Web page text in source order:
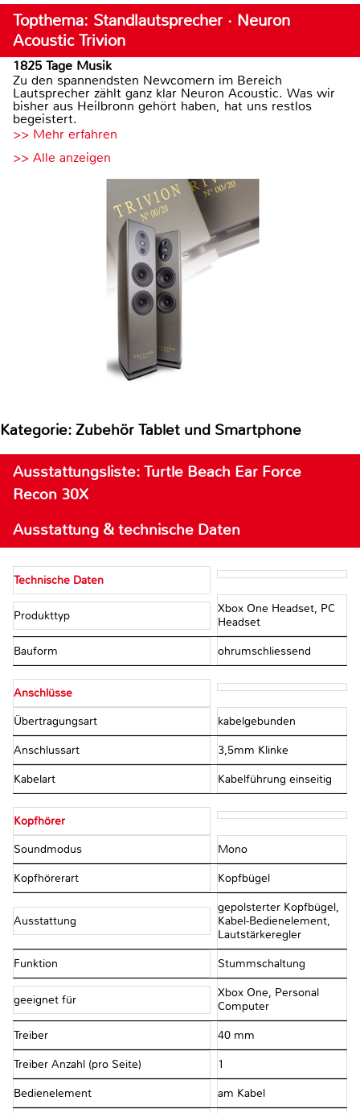
Topthema: Standlautsprecher · Neuron
Acoustic Trivion
1825 Tage Musik
Zu den spannendsten Newcomern im Bereich
Lautsprecher zählt ganz klar Neuron Acoustic. Was wir
bisher aus Heilbronn gehört haben, hat uns restlos
begeistert.
>> Mehr erfahren
>> Alle anzeigen
Kategorie: Zubehör Tablet und Smartphone
Ausstattungsliste: Turtle Beach Ear Force
Recon 30X
Ausstattung & technische Daten
Technische Daten
Produkttyp
Xbox One Headset, PC
Headset
Bauform ohrumschliessend
Anschlüsse
Übertragungsart kabelgebunden
Anschlussart 3,5mm Klinke
Kabelart Kabelführung einseitig
Kopfhörer
Soundmodus Mono
Kopfhörerart Kopfbügel
Ausstattung
gepolsterter Kopfbügel,
Kabel-Bedienelement,
Lautstärkeregler
Funktion Stummschaltung
geeignet für
Xbox One, Personal
Computer
Treiber 40 mm
Treiber Anzahl (pro Seite) 1
Bedienelement am Kabel